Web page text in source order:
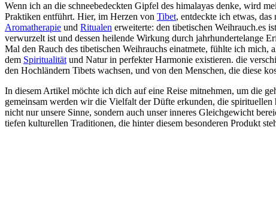
Wenn ich an die schneebedeckten⁢ Gipfel des‍ himalayas denke, wird
Praktiken ‌entführt. Hier, im Herzen von Tibet, entdeckte ich etwas,
Aromatherapie ⁤ und Ritualen erweiterte: den ⁤tibetischen Weihrauch.es
verwurzelt ist und dessen ⁤heilende Wirkung durch‍ jahrhundertelange
Mal⁣ den‌ Rauch des tibetischen Weihrauchs⁣ einatmete,⁣ fühlte ich
dem ‌ Spiritualität und Natur in perfekter‌ Harmonie existieren. die​
den Hochländern ⁢Tibets wachsen, und von den Menschen, die ​diese
In diesem Artikel möchte ich ​dich auf ​eine Reise ​mitnehmen, ⁤um die
⁢gemeinsam werden wir ‌die Vielfalt der Düfte erkunden,​ die⁤
nicht nur unsere Sinne, sondern ⁣auch unser inneres Gleichgewicht
tiefen kulturellen Traditionen, die hinter diesem besonderen Produkt